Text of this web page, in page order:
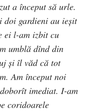
a început să urle.
gardieni au ieşit
ei l-am izbit cu
umblă dînd din
şi îl văd că tot
Am început noi
imediat. I-am
coridoarele